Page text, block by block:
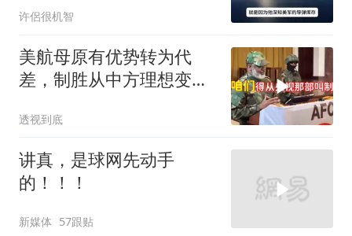
许侶很机智
美航母原有优势转为代
差，制胜从中方理想变为
透视到底
讲真，是球网先动手
的！！！
新媒体 57跟贴